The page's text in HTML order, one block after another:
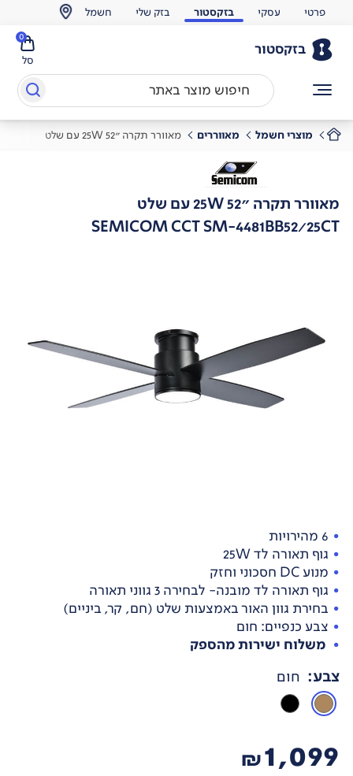
פרטי עסקי בזקסטור בזק שלי חשמל
בזקסטור
סל
0
מוצרי חשמל מאווררים מאוורר תקרה "25W 52 עם שלט
מאוורר תקרה "25W 52 עם שלט
SEMICOM CCT SM-4481BB52/25CT
6 מהירויות
גוף תאורה לד 25W
מנוע DC חסכוני וחזק
גוף תאורה לד מובנה- לבחירה 3 גווני תאורה
בחירת גוון האור באמצעות שלט (חם, קר, ביניים)
צבע כנפיים: חום
משלוח ישירות מהספק
צבע: חום
1,099
₪